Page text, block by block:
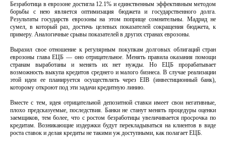
Безработица в еврозоне достигла 12.1% и единственным эффективным методом
борьбы с нею является оптимизация бюджета и государственного долга.
Результаты государств еврозоны на этом поприще сомнительны. Мадрид не
сумел, в который раз, достичь целевых показателей сокращения бюджета, к
примеру. Аналогичные срывы показателей в других странах еврозоны.
Выразил свое отношение к регулярным покупкам долговых облигаций стран
еврозоны глава ЕЦБ — оно отрицательное. Менять правила оказания помощи
странам выработаны и менять их нет нужды. Но ЕЦБ прорабатывает
возможность выкупа кредитов среднего и малого бизнеса. В случае реализации
этой идеи ее планируется осуществлять через EIB (инвестиционный банк),
которому откроют под эти задачи кредитную линию.
Вместе с тем, идея отрицательной депозитной ставки имеет свои негативные,
плохо предсказуемые, последствия. Банки не станут менять процедуры оценки
заемщиков, тем более, что с ростом безработицы увеличивается просрочка по
кредитам. Возникающие издержки будут перекладываться на клиентов в виде
роста ставок и делая кредиты не такими уж доступными, как полагает ЕЦБ.